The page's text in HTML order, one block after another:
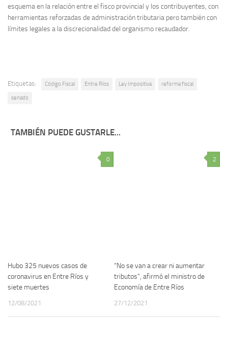
esquema en la relación entre el fisco provincial y los contribuyentes, con
herramientas reforzadas de administración tributaria pero también con
límites legales a la discrecionalidad del organismo recaudador.
Etiquetas: Código Fiscal Entre Ríos Ley Impositiva reforma fiscal
senado
TAMBIÉN PUEDE GUSTARLE...
0
Hubo 325 nuevos casos de
coronavirus en Entre Ríos y
siete muertes
12/08/2021
2
“No se van a crear ni aumentar
tributos”, afirmó el ministro de
Economía de Entre Ríos
27/12/2021